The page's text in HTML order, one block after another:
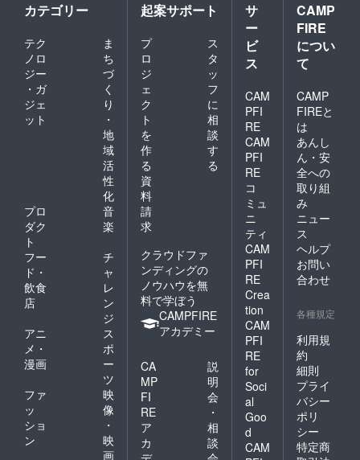
カテゴリー
テク
ノロ
ジー
・ガ
ジェ
ット
ま
ち
づ
く
り
・
地
域
活
性
化
プロ
ダク
ト
音
楽
フー
ド・
飲食
店
チ
ャ
レ
ン
ジ
アニ
メ・
漫画
ス
ポ
ー
ツ
ファ
ッ
ショ
ン
映
像
・
映
画
起案サポート
プ
ロ
ジ
ェ
ク
ト
を
作
る
ス
タ
ッ
フ
に
相
談
す
る
資
料
請
求
クラウドファ
ンディングの
ノウハウを無
料で学ぼう
CAMPFIRE
アカデミー
CA
MP
FI
RE
ア
カ
説
明
会
・
相
談
サ
ー
ビ
ス
CAM
PFI
RE
CAM
PFI
RE
コ
ミュ
ニ
ティ
CAM
PFI
RE
Crea
tion
CAM
PFI
RE
for
Soci
al
Goo
d
CAM
CAMP
FIRE
につい
て
CAMP
FIREと
は
あんし
ん・安
全への
取り組
み
ニュー
ス
ヘルプ
お問い
合わせ
各種規定
利用規
約
細則
プライ
バシー
ポリ
シー
特定商